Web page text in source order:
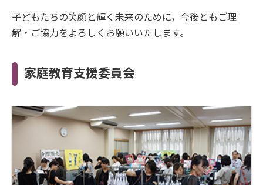
子どもたちの笑顔と輝く未来のために，今後ともご理
解・ご協力をよろしくお願いいたします。
家庭教育支援委員会